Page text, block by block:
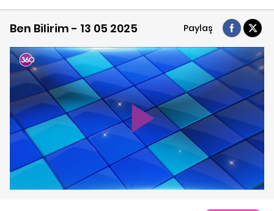
Ben Bilirim - 13 05 2025 Paylaş
Play
Video